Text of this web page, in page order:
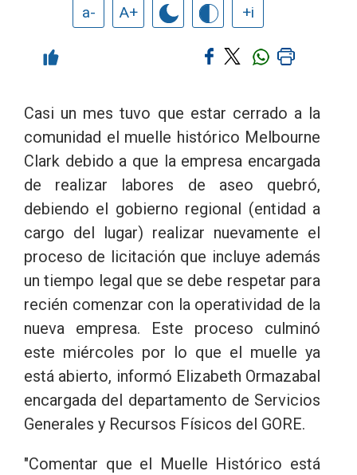
a- A+ +i
Casi un mes tuvo que estar cerrado a la
comunidad el muelle histórico Melbourne
Clark debido a que la empresa encargada
de realizar labores de aseo quebró,
debiendo el gobierno regional (entidad a
cargo del lugar) realizar nuevamente el
proceso de licitación que incluye además
un tiempo legal que se debe respetar para
recién comenzar con la operatividad de la
nueva empresa. Este proceso culminó
este miércoles por lo que el muelle ya
está abierto, informó Elizabeth Ormazabal
encargada del departamento de Servicios
Generales y Recursos Físicos del GORE.
"Comentar que el Muelle Histórico está